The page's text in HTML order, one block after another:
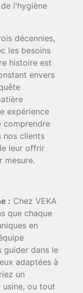
l'hygiène
décennies,
les besoins
histoire est
envers
expérience
comprendre
nos clients
leur offrir
mesure.
: Chez VEKA
que chaque
en
guider dans le
adaptées à
un
usine, ou tout